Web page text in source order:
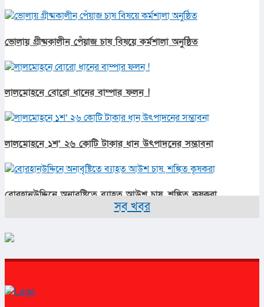
ভোলায় গ্রীষ্মকালীন পেঁয়াজ চাষ বিষয়ে কর্মশালা অনুষ্ঠিত
লালমোহনে বোরো ধানের বাম্পার ফলন !
লালমোহনে ১শ’ ২৬ কোটি টাকার ধান উৎপাদনের সম্ভাবনা
বোরহানউদ্দিনে অনাবৃষ্টিতে ব্যাহত আউশ চাষ, শঙ্কিত কৃষকরা
সব খবর